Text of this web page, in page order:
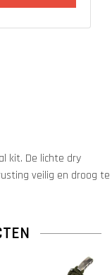
kit. De lichte dry
veilig en droog te